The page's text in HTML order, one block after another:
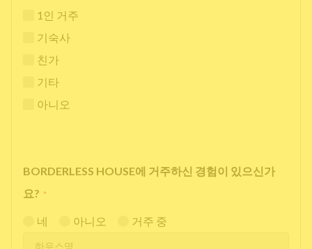
1인 거주
기숙사
친가
기타
아니오
BORDERLESS HOUSE에 거주하신 경험이 있으신가
요? *
네 아니오 거주 중